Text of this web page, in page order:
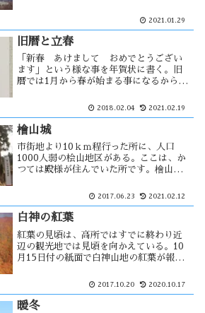
なぁ〜と感じ大寒はどうなるのだろう？
春の気配さえ思わせる天気に・・・
2021.01.29
旧暦と立春
「新春 あけまして おめでとうござい
ます」という様な事を年賀状に書く。旧
暦では1月から春が始まる事になるから、
使っているのだろう。今日は立春で、暦
そうなると今日が旧暦の元旦かと思って
いたが・・
2018.02.04 2021.02.19
檜山城
市街地より10ｋｍ程行った所に、人口
1000人弱の桧山地区がある。ここは、か
つては殿様が住んでいた所です。檜山城
1495年に完了をしたとされている。その
城になった。
2017.06.23 2021.02.12
白神の紅葉
紅葉の見頃は、高所ではすでに終わり近
辺の観光地では見頃を向かえている。10
月15日付の紙面で白神山地の紅葉が報じ
魅力もある。ブナ林の紅葉は黄金色に輝
る事は難しい。
2017.10.20 2020.10.17
暖冬